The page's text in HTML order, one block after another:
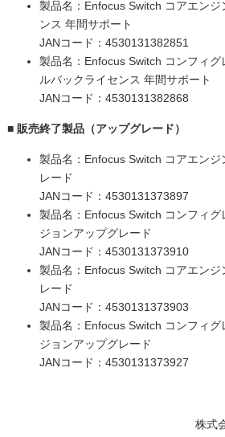
製品名：Enfocus Switch コアエン
ンス 年間サポート
JANコード：4530131382851
製品名：Enfocus Switch コンフィ
ルバックライセンス 年間サポート
JANコード：4530131382868
■ 販売終了製品（アップグレード）
製品名：Enfocus Switch コアエン
レード
JANコード：4530131373897
製品名：Enfocus Switch コンフィ
ジョンアップグレード
JANコード：4530131373910
製品名：Enfocus Switch コアエン
レード
JANコード：4530131373903
製品名：Enfocus Switch コンフィ
ジョンアップグレード
JANコード：4530131373927
株式